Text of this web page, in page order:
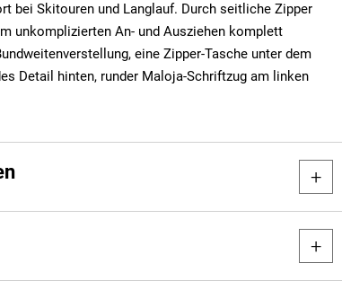
bei Skitouren und Langlauf. Durch seitliche Zipper
unkomplizierten An- und Ausziehen komplett
eine Zipper-Tasche unter dem
Detail hinten, runder Maloja-Schriftzug am linken